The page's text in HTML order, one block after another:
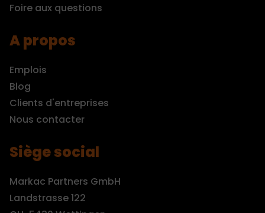
Foire aux questions
A propos
Emplois
Blog
Clients d'entreprises
Nous contacter
Siège social
Markac Partners GmbH
Landstrasse 122